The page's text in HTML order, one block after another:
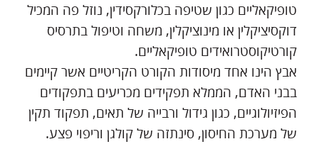
טופיקאליים כגון שטיפה בכלורקסידין, נוזל פה המכיל
דוקסיציקלין או מינוציקלין, משחה וטיפול בתרסיס
קורטיקוסטרואידים טופיקאליים.
אבץ הינו אחד מיסודות הקורט הקריטיים אשר קיימים
בבני האדם, הממלא תפקידים מכריעים בתפקודים
הפיזיולוגיים, כגון גידול ורבייה של תאים, תפקוד תקין
של מערכת החיסון, סינתזה של קולגן וריפוי פצע.